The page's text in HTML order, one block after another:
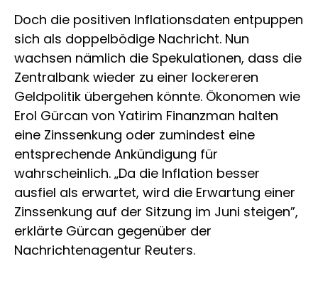
Doch die positiven Inflationsdaten entpuppen
sich als doppelbödige Nachricht. Nun
wachsen nämlich die Spekulationen, dass die
Zentralbank wieder zu einer lockereren
Geldpolitik übergehen könnte. Ökonomen wie
Erol Gürcan von Yatirim Finanzman halten
eine Zinssenkung oder zumindest eine
entsprechende Ankündigung für
wahrscheinlich. „Da die Inflation besser
ausfiel als erwartet, wird die Erwartung einer
Zinssenkung auf der Sitzung im Juni steigen”,
erklärte Gürcan gegenüber der
Nachrichtenagentur Reuters.